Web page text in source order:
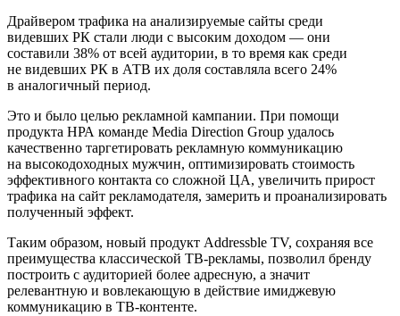
Драйвером трафика на анализируемые сайты среди
видевших РК стали люди с высоким доходом — они
составили 38% от всей аудитории, в то время как среди
не видевших РК в АТВ их доля составляла всего 24%
в аналогичный период.
Это и было целью рекламной кампании. При помощи
продукта НРА команде Media Direction Group удалось
качественно таргетировать рекламную коммуникацию
на высокодоходных мужчин, оптимизировать стоимость
эффективного контакта со сложной ЦА, увеличить прирост
трафика на сайт рекламодателя, замерить и проанализировать
полученный эффект.
Таким образом, новый продукт Addressble TV, сохраняя все
преимущества классической ТВ-рекламы, позволил бренду
построить с аудиторией более адресную, а значит
релевантную и вовлекающую в действие имиджевую
коммуникацию в ТВ-контенте.